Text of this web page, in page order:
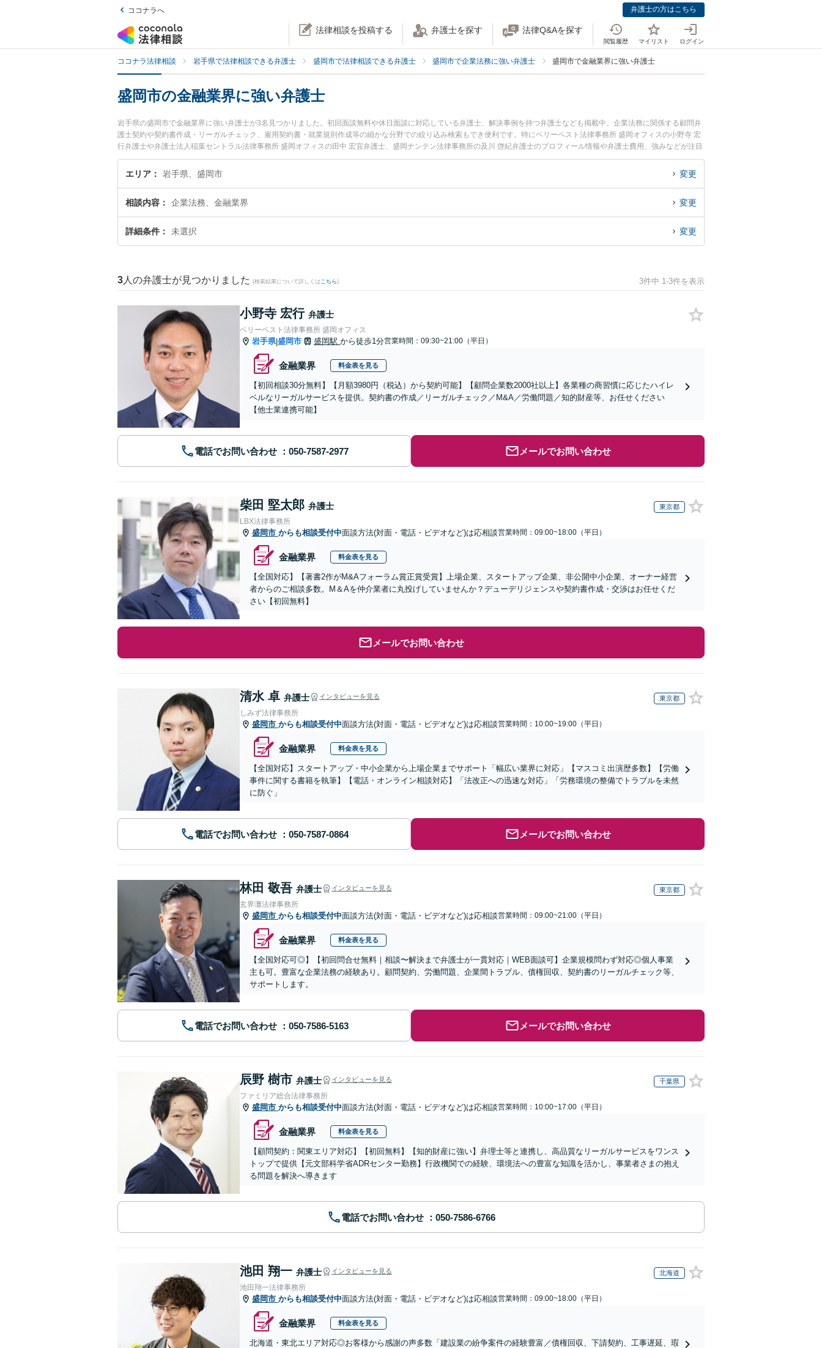
ココナラへ 弁護士の方はこちら
法律相談を投稿する 弁護士を探す 法律Q&Aを探す
閲覧履歴 マイリスト ログイン
ココナラ法律相談 岩手県で法律相談できる弁護士 盛岡市で法律相談できる弁護士 盛岡市で企業法務に強い弁護士 盛岡市で金融業界に強い弁護士
盛岡市の金融業界に強い弁護士
岩手県の盛岡市で金融業界に強い弁護士が3名見つかりました。初回面談無料や休日面談に対応している弁護士、解決事例を持つ弁護士なども掲載中。企業法務に関係する顧問弁
護士契約や契約書作成・リーガルチェック、雇用契約書・就業規則作成等の細かな分野での絞り込み検索もでき便利です。特にベリーベスト法律事務所 盛岡オフィスの小野寺 宏
行弁護士や弁護士法人稲葉セントラル法律事務所 盛岡オフィスの田中 宏宜弁護士、盛岡ナンテン法律事務所の及川 啓紀弁護士のプロフィール情報や弁護士費用、強みなどが注目
されています。『盛岡市で土日や夜間に発生した金融業界のトラブルを今すぐに弁護士に相談したい』『金融業界のトラブル解決の実績豊富な近くの弁護士を検索したい』『初回
相談無料で金融業界を法律相談できる盛岡市内の弁護士に相談予約したい』などでお困りの相談者さんにおすすめです。
エリア 岩手県、盛岡市 変更
相談内容 企業法務、金融業界 変更
詳細条件 未選択 変更
3 人の弁護士が見つかりました (検索結果について詳しくは こちら) 3件中 1-3件を表示
小野寺 宏行 弁護士
ベリーベスト法律事務所 盛岡オフィス
岩手県|盛岡市 盛岡駅 から徒歩1分営業時間：09:30~21:00（平日）
金融業界 料金表を見る
【初回相談30分無料】【月額3980円（税込）から契約可能】【顧問企業数2000社以上】各業種の商習慣に応じたハイレ
ベルなリーガルサービスを提供。契約書の作成／リーガルチェック／M&A／労働問題／知的財産等、お任せください
【他士業連携可能】
電話でお問い合わせ メールでお問い合わせ
柴田 堅太郎 弁護士 東京都
LBX法律事務所
盛岡市 からも相談受付中面談方法(対面・電話・ビデオなど)は応相談営業時間：09:00~18:00（平日）
金融業界 料金表を見る
【全国対応】【著書2作がM&Aフォーラム賞正賞受賞】上場企業、スタートアップ企業、非公開中小企業、オーナー経営
者からのご相談多数。M＆Aを仲介業者に丸投げしていませんか？デューデリジェンスや契約書作成・交渉はお任せくだ
さい【初回無料】
メールでお問い合わせ
清水 卓 弁護士 インタビューを見る 東京都
しみず法律事務所
盛岡市 からも相談受付中面談方法(対面・電話・ビデオなど)は応相談営業時間：10:00~19:00（平日）
金融業界 料金表を見る
【全国対応】スタートアップ・中小企業から上場企業までサポート「幅広い業界に対応」【マスコミ出演歴多数】【労働
事件に関する書籍を執筆】【電話・オンライン相談対応】「法改正への迅速な対応」「労務環境の整備でトラブルを未然
に防ぐ」
電話でお問い合わせ メールでお問い合わせ
林田 敬吾 弁護士 インタビューを見る 東京都
玄界灘法律事務所
盛岡市 からも相談受付中面談方法(対面・電話・ビデオなど)は応相談営業時間：09:00~21:00（平日）
金融業界 料金表を見る
【全国対応可◎】【初回問合せ無料｜相談〜解決まで弁護士が一貫対応｜WEB面談可】企業規模問わず対応◎個人事業
主も可。豊富な企業法務の経験あり。顧問契約、労働問題、企業間トラブル、債権回収、契約書のリーガルチェック等、
サポートします。
電話でお問い合わせ メールでお問い合わせ
辰野 樹市 弁護士 インタビューを見る 千葉県
ファミリア総合法律事務所
盛岡市 からも相談受付中面談方法(対面・電話・ビデオなど)は応相談営業時間：10:00~17:00（平日）
金融業界 料金表を見る
【顧問契約：関東エリア対応】【初回無料】【知的財産に強い】弁理士等と連携し、高品質なリーガルサービスをワンス
トップで提供【元文部科学省ADRセンター勤務】行政機関での経験、環境法への豊富な知識を活かし、事業者さまの抱え
る問題を解決へ導きます
電話でお問い合わせ
池田 翔一 弁護士 インタビューを見る 北海道
池田翔一法律事務所
盛岡市 からも相談受付中面談方法(対面・電話・ビデオなど)は応相談営業時間：09:00~18:00（平日）
金融業界 料金表を見る
北海道・東北エリア対応◎お客様から感謝の声多数「建設業の紛争案件の経験豊富／債権回収、下請契約、工事遅延、瑕